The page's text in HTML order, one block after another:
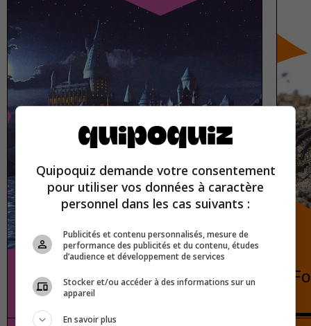
Hogwarts houses
Quipoquiz demande votre consentement
pour utiliser vos données à caractère
personnel dans les cas suivants :
Publicités et contenu personnalisés, mesure de
performance des publicités et du contenu, études
d’audience et développement de services
Stocker et/ou accéder à des informations sur un
appareil
En savoir plus